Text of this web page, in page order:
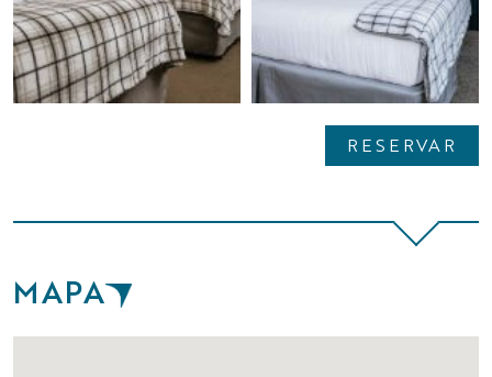
RESERVAR
MAPA